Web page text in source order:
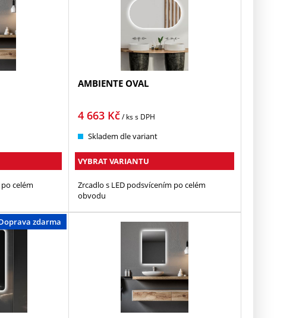
celém
AMBIENTE OVAL
4 663 Kč/ kss DPH
Skladem dle variant
VYBRAT VARIANTU
Zrcadlo s LED podsvícením po celém
obvodu
zdarma